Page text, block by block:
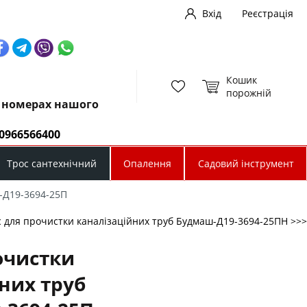
Вхід
Реєстрація
номерах нашого
Кошик
порожній
Трос сантехнічний Опалення Садовий інструмент
Д19-3694-25П
для прочистки каналізаційних труб Будмаш-Д19-3694-25ПН >>>
труб